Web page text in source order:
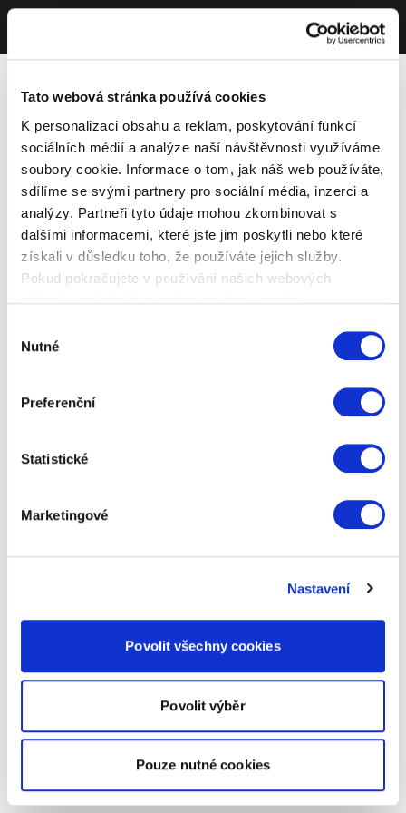
Tato webová stránka používá cookies
K personalizaci obsahu a reklam, poskytování funkcí
sociálních médií a analýze naší návštěvnosti využíváme
soubory cookie. Informace o tom, jak náš web používáte,
sdílíme se svými partnery pro sociální média, inzerci a
analýzy. Partneři tyto údaje mohou zkombinovat s
dalšími informacemi, které jste jim poskytli nebo které
získali v důsledku toho, že používáte jejich služby.
Pokud pokračujete v používání našich webových
souhlasu
Nutné
Preferenční
Statistické
Marketingové
Nastavení
Povolit všechny cookies
Povolit výběr
Pouze nutné cookies